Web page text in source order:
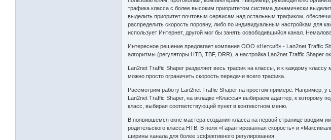
трафика класса с более высоким приоритетом система динамически
выделить приоритет почтовым сервисам над остальным трафиком,
распределить скорость поровну, либо по индивидуальным настройкам для
использует Интернет, другой мог бы занять освободившийся канал.
Интересное решение предлагает компания ООО «Нетсиб» - Lan2net Traffic
алгоритмы (регуляторы HTB, TBF, DRR), а настройка Lan2net Traffic Shaper
Lan2net Traffic Shaper разделяет весь трафик на классы, и к каждому
можно просто ограничить скорость передачи всего трафика.
Рассмотрим работу Lan2net Traffic Shaper на простом примере. Например, у
Lan2net Traffic Shaper, на вкладке «Классы» выбираем адаптер, к которому
класс, выбирая соответствующий пункт в контекстном меню.
В появившемся окне мастера создания класса на первой странице вводим
родительского класса HTB. В поля «Гарантированная скорость» и
ширины канала для более эффективного регулирования.